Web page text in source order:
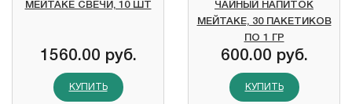
МЕЙТАКЕ СВЕЧИ, 10 ШТ
1560.00 руб.
КУПИТЬ
ЧАЙНЫЙ НАПИТОК
МЕЙТАКЕ, 30 ПАКЕТИКОВ
ПО 1 ГР
600.00 руб.
КУПИТЬ